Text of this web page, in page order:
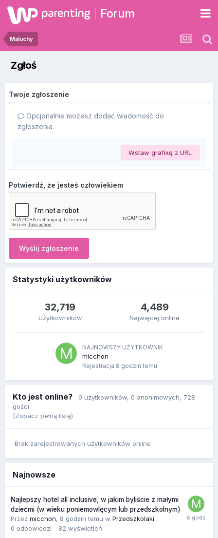
Forum
Maluchy
Zgłoś
Twoje zgłoszenie
Opcjonalnie możesz dodać wiadomość do
zgłoszenia.
Wstaw grafikę z URL
Potwierdź, że jesteś człowiekiem
Wyślij zgłoszenie
Statystyki użytkowników
32,719
Użytkowników
4,489
Najwięcej online
NAJNOWSZY UŻYTKOWNIK
micchon
Rejestracja 8 godzin temu
Kto jest online? 0 użytkowników, 0 anonimowych, 728
gości
(Zobacz pełną listę)
Brak zarejestrowanych użytkowników online
Najnowsze
Najlepszy hotel all inclusive, w jakim byliście z małymi
dziećmi (w wieku poniemowlęcym lub przedszkolnym)
Przez micchon, 8 godzin temu w Przedszkolaki
0 odpowiedzi 82 wyświetleń